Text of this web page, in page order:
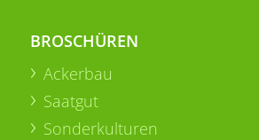
BROSCHÜREN
Ackerbau
Saatgut
Sonderkulturen